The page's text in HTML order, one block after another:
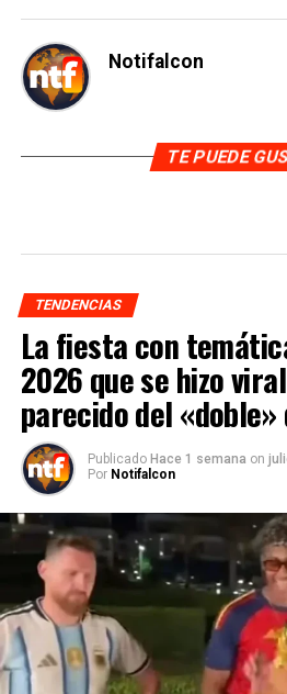
Notifalcon
TE PUEDE
TENDENCIAS
La fiesta con
2026 que se hizo
parecido del «doble»
Publicado Hace 1 semana on
Por Notifalcon